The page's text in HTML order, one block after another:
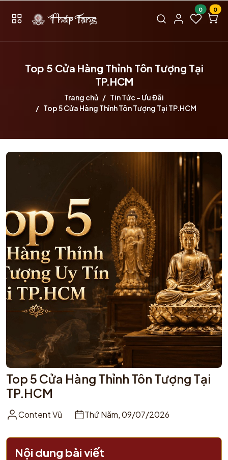
0 0
Top 5 Cửa Hàng Thỉnh Tôn Tượng Tại
TP.HCM
Trang chủ
Tin Tức – Ưu Đãi
Top 5 Cửa Hàng Thỉnh Tôn Tượng Tại TP.HCM
Top 5 Cửa Hàng Thỉnh Tôn Tượng Tại
TP.HCM
Content Vũ Thứ Năm, 09/07/2026
Nội dung bài viết